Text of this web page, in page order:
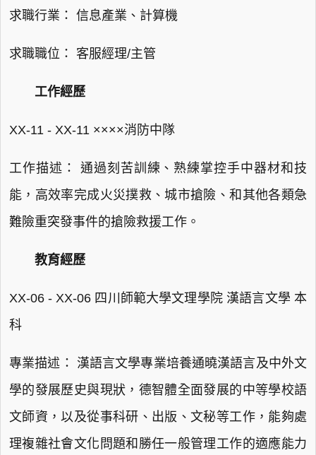
求職行業： 信息產業、計算機
求職職位： 客服經理/主管
工作經歷
XX-11 - XX-11 ××××消防中隊
工作描述： 通過刻苦訓練、熟練掌控手中器材和技
能，高效率完成火災撲救、城市搶險、和其他各類急
難險重突發事件的搶險救援工作。
教育經歷
XX-06 - XX-06 四川師範大學文理學院 漢語言文學 本
科
專業描述： 漢語言文學專業培養通曉漢語言及中外文
學的發展歷史與現狀，德智體全面發展的中等學校語
文師資，以及從事科研、出版、文秘等工作，能夠處
理複雜社會文化問題和勝任一般管理工作的適應能力